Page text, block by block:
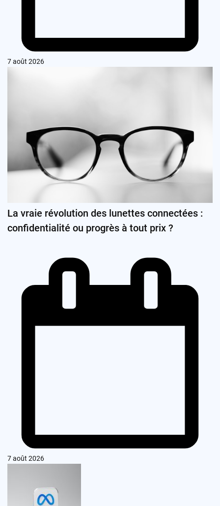
7 août 2026
La vraie révolution des lunettes connectées :
confidentialité ou progrès à tout prix ?
7 août 2026